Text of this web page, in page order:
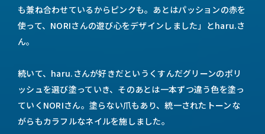
も兼ね合わせているからピンクも。あとはパッションの赤を
使って、NORIさんの遊び心をデザインしました」とharu.さ
ん。
続いて、haru.さんが好きだというくすんだグリーンのポリ
ッシュを選び塗っていき、そのあとは一本ずつ違う色を塗っ
ていくNORIさん。塗らない爪もあり、統一されたトーンな
がらもカラフルなネイルを施しました。